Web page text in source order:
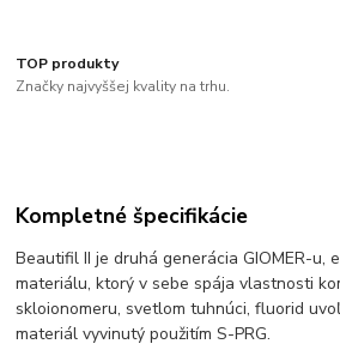
TOP produkty
Značky najvyššej kvality na trhu.
Kompletné špecifikácie
Beautifil II je druhá generácia GIOMER-u,
materiálu, ktorý v sebe spája vlastnosti
skloionomeru, svetlom tuhnúci, fluorid
materiál vyvinutý použitím S-PRG.